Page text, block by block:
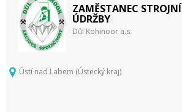
ZAMĚSTANEC STROJNÍ
ÚDRŽBY
Důl Kohinoor a.s.
Ústí nad Labem (Ústecký kraj)